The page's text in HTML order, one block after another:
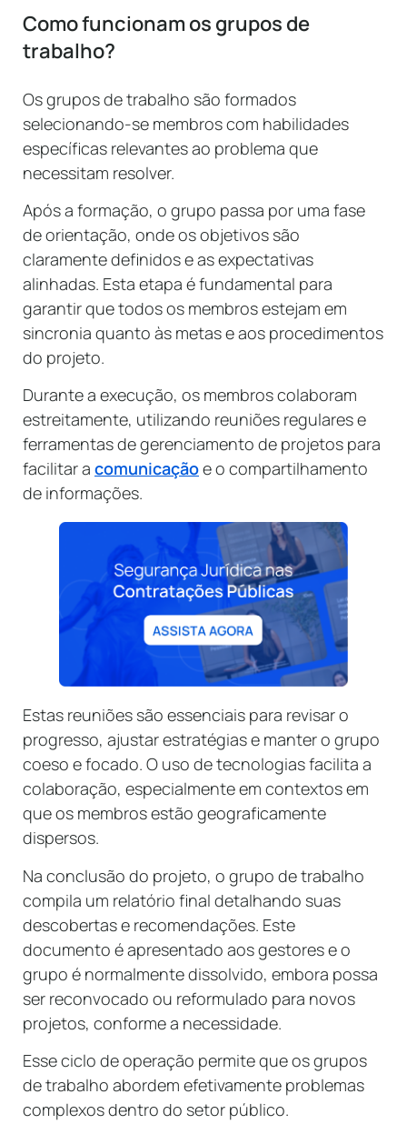
Como funcionam os grupos de
trabalho?
Os grupos de trabalho são formados
selecionando-se membros com habilidades
específicas relevantes ao problema que
necessitam resolver.
Após a formação, o grupo passa por uma fase
de orientação, onde os objetivos são
claramente definidos e as expectativas
alinhadas. Esta etapa é fundamental para
garantir que todos os membros estejam em
sincronia quanto às metas e aos procedimentos
do projeto.
Durante a execução, os membros colaboram
estreitamente, utilizando reuniões regulares e
ferramentas de gerenciamento de projetos para
facilitar a comunicaçãoe o compartilhamento
de informações.
Estas reuniões são essenciais para revisar o
progresso, ajustar estratégias e manter o grupo
coeso e focado. O uso de tecnologias facilita a
colaboração, especialmente em contextos em
que os membros estão geograficamente
dispersos.
Na conclusão do projeto, o grupo de trabalho
compila um relatório final detalhando suas
descobertas e recomendações. Este
documento é apresentado aos gestores e o
grupo é normalmente dissolvido, embora possa
ser reconvocado ou reformulado para novos
projetos, conforme a necessidade.
Esse ciclo de operação permite que os grupos
de trabalho abordem efetivamente problemas
complexos dentro do setor público.